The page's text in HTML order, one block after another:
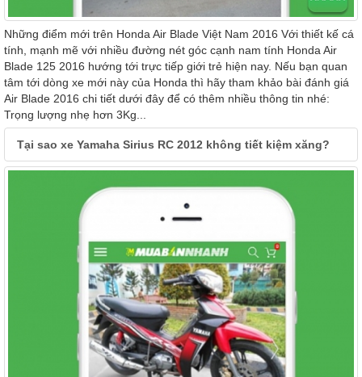
Những điểm mới trên Honda Air Blade Việt Nam 2016 Với thiết kế cá
tính, mạnh mẽ với nhiều đường nét góc cạnh nam tính Honda Air
Blade 125 2016 hướng tới trực tiếp giới trẻ hiện nay. Nếu bạn quan
tâm tới dòng xe mới này của Honda thì hãy tham khảo bài đánh giá
Air Blade 2016 chi tiết dưới đây để có thêm nhiều thông tin nhé:
Trọng lượng nhẹ hơn 3Kg...
Tại sao xe Yamaha Sirius RC 2012 không tiết kiệm xăng?